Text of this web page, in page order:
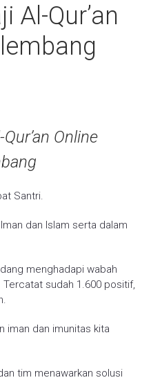
Al-Qur’an
Online
Santri.
dan Islam serta dalam
menghadapi wabah
Tercatat sudah 1.600 positif,
iman dan imunitas kita
tim menawarkan solusi